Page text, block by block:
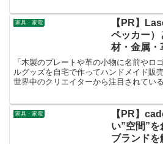
家具・家電
【PR】
ペッカー）
材・金属・
刻・カット
ザー機を徹
「木製のプレートや革の小物に名前やロ
ルグッズを自宅で作ってハンドメイド販
世界中のクリエイターから注目されてい
家具・家電
【PR】
い”空間”
ブランドを